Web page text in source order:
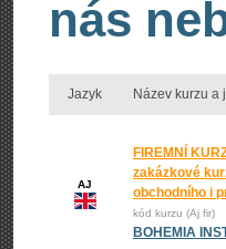
nás
Jazyk Název kurzu a
AJ
FIREMNÍ
zakázkové
obchodního i
kód kurzu (Aj fir)
BOHEMIA